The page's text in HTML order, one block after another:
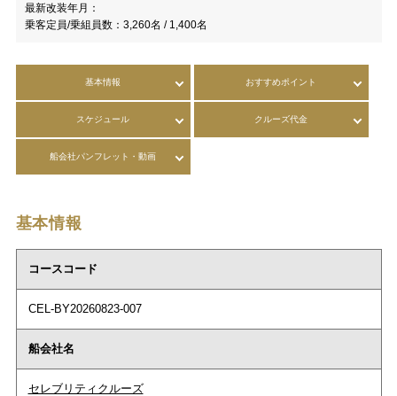
最新改装年月：
乗客定員/乗組員数： 3,260名 / 1,400名
基本情報 おすすめポイント
スケジュール クルーズ代金
船会社パンフレット・動画
基本情報
コースコード
CEL-BY20260823-007
船会社名
セレブリティクルーズ